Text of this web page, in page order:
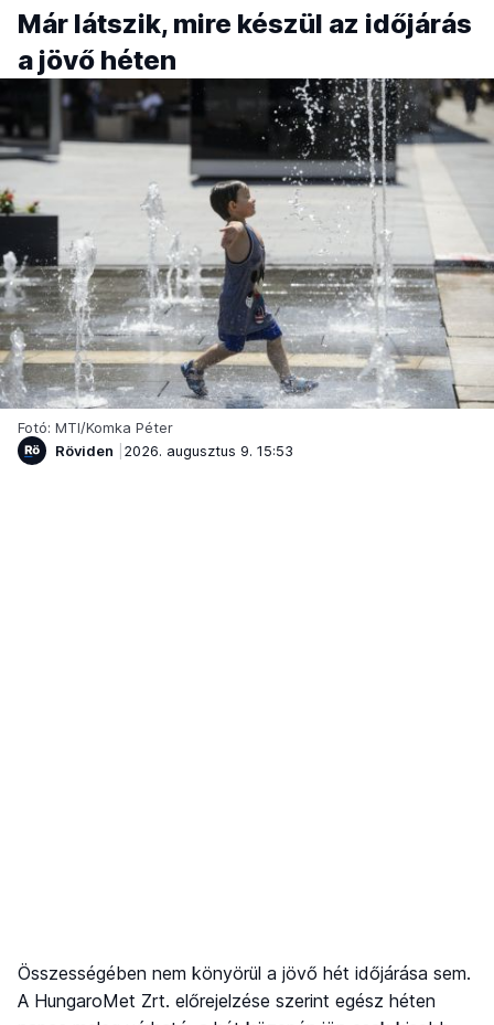
Már látszik, mire készül az időjárás
a jövő héten
Fotó: MTI/Komka Péter
Röviden
2026. augusztus 9. 15:53
Összességében nem könyörül a jövő hét időjárása sem.
A HungaroMet Zrt. előrejelzése szerint egész héten